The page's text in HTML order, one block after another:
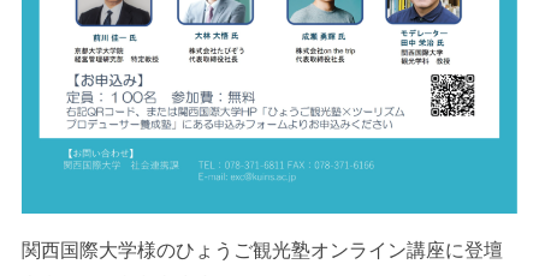
関西国際大学様のひょうご観光塾オンライン講座に登壇